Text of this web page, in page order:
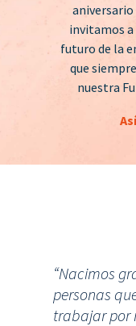
aniversario
invitamos
futuro de la
que
nuestra
“Nacimos
personas
trabajar por